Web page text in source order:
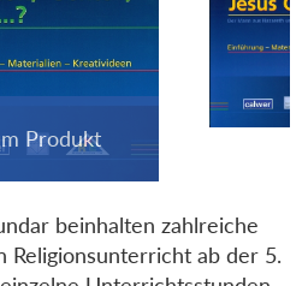
beinhalten zahlreiche
Religionsunterricht ab der 5.